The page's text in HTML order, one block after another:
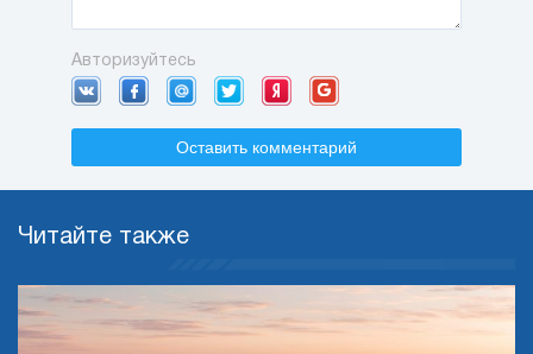
Авторизуйтесь
Оставить комментарий
Читайте также